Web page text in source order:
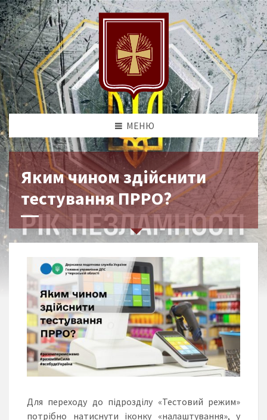
МЕНЮ
Яким чином здійснити
тестування ПРРО?
Для переходу до підрозділу «Тестовий режим»
потрібно натиснути іконку «налаштування», у